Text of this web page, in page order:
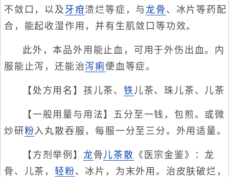
不敛口，以及 牙疳溃烂等症，与 龙骨 、冰片等药配
合，能起收湿作用，并有生肌敛口等功效。
此外，本品外用能止血，可用于外伤出血。内
服能止泻，还能治泻痢便血等症。
【处方用名】孩儿茶、铁儿茶、珠儿茶、儿茶
【一般用量与用法】五分至一钱，包煎。或微
炒研粉入丸散吞服，每服一分至三分。外用适量。
【方剂举例】 龙骨儿茶散 《医宗金鉴》：龙
骨、儿茶， 轻粉、冰片，为末外用。治皮肤破烂，